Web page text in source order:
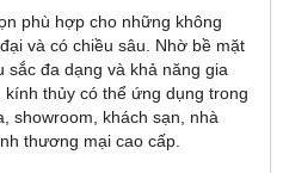
phù hợp cho những không
và có chiều sâu. Nhờ bề mặt
sắc đa dạng và khả năng gia
thủy có thể ứng dụng trong
showroom, khách sạn, nhà
thương mại cao cấp.